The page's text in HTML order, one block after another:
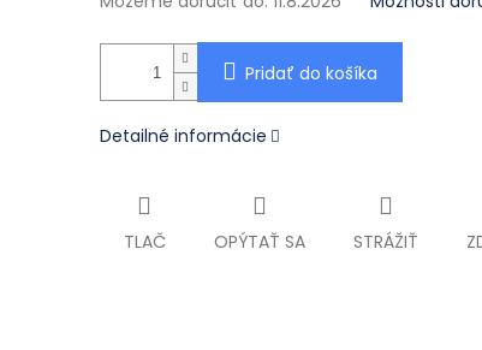
Pridať do košíka
Detailné informácie
TLAČ OPÝTAŤ SA STRÁŽIŤ